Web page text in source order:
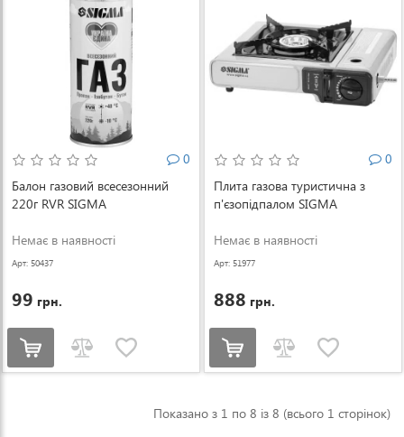
0
Балон газовий всесезонний
220г RVR SIGMA
Немає в наявності
Арт: 50437
99 грн.
0
Плита газова туристична з
п'єзопідпалом SIGMA
Немає в наявності
Арт: 51977
888 грн.
Показано з 1 по 8 із 8 (всього 1 сторінок)